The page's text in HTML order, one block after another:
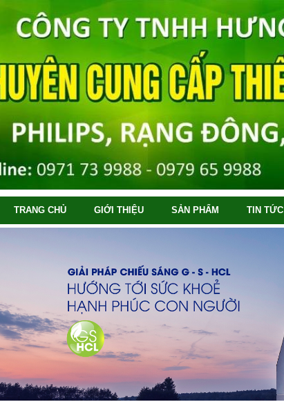
TRANG CHỦ GIỚI THIỆU SẢN PHẨM TIN TỨC